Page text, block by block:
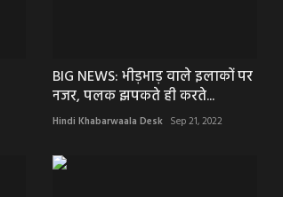
BIG NEWS: भीड़भाड़ वाले इलाकों पर
नजर, पलक झपकते ही करते...
Hindi Khabarwaala Desk Sep 21, 2022